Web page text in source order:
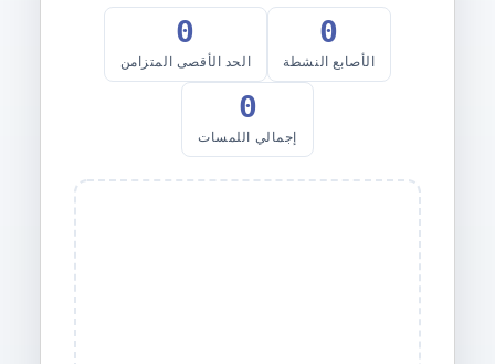
0
الأصابع النشطة
0
الحد الأقصى المتزامن
0
إجمالي اللمسات